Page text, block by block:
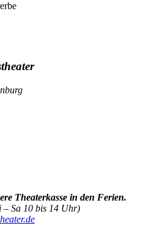
Theaterkasse in den Ferien.
– Sa 10 bis 14 Uhr)